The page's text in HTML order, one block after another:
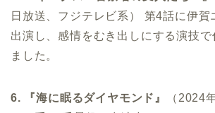
日放送、フジテレビ系） 第4話に伊賀
出演し、感情をむき出しにする演技
ました。
6. 『海に眠るダイヤモンド』
（2024